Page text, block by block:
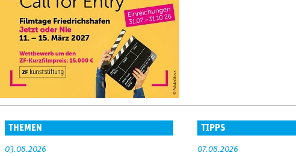
THEMEN
03.08.2026
TIPPS
07.08.2026